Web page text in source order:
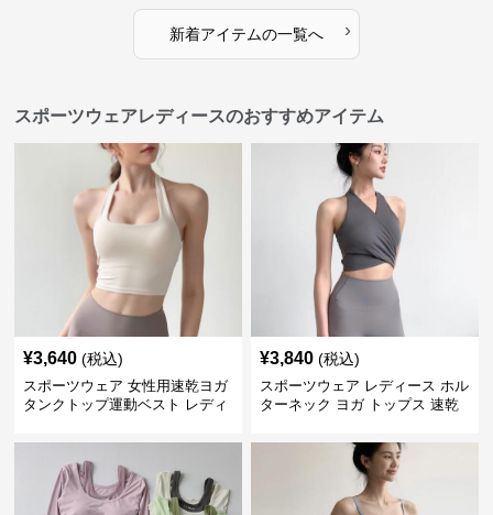
新着アイテムの一覧へ ›
スポーツウェアレディースのおすすめアイテム
¥3,640 (税込)
スポーツウェア 女性用速乾ヨガ
タンクトップ運動ベスト レディ
¥3,840 (税込)
スポーツウェア レディース ホル
ターネック ヨガ トップス 速乾